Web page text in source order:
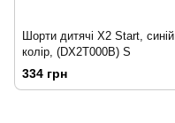
Шорти дитячі X2 Start, синій
колір, (DX2T000B) S
334 грн